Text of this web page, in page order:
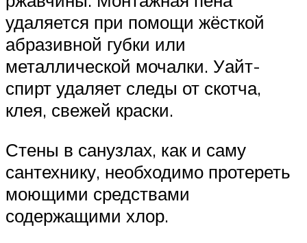
удаляется при помощи жёсткой
абразивной губки или
металлической мочалки. Уайт-
спирт удаляет следы от скотча,
клея, свежей краски.
Стены в санузлах, как и саму
сантехнику, необходимо протереть
моющими средствами
содержащими хлор.